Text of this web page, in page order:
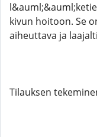
kivun hoitoon. Se
aiheuttava ja
Tilauksen